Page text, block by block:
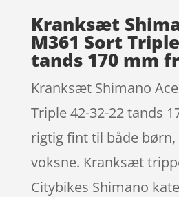
Kranksæt
M361 Sort
tands 170 mm
Kranksæt Shimano
Triple 42-32-22 tands
rigtig fint til både børn,
voksne. Kranksæt
Citybikes Shimano